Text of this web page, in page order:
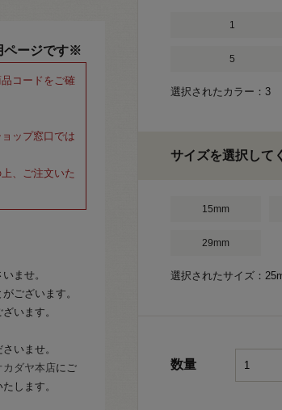
ページです※
コードをご確
ップ窓口では
、ご注文いた
ませ。
ございます。
います。
いませ。
カダヤ本店にご
します。
1
5
選択されたカラー：3
サイズを選択して
15mm
29mm
選択されたサイズ：
数量